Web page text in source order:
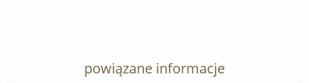
powiązane informacje